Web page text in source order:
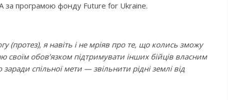
програмою фонду Future for Ukraine.
(протез), я навіть і не мріяв про те, що колись зможу
обов’язком підтримувати інших бійців власним
спільної мети — звільнити рідні землі від